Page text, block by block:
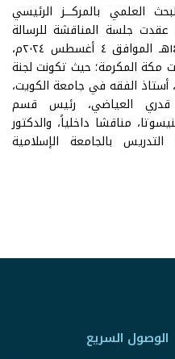
العلمي بالمركـــز الرئيسي
عقدت جلسة المناقشة للرسالة
المذكورة يوم الأحد ٢٩ المحرم ١٤٤٦هـ الموافق ٤ أغسطس ٢٠٢٤م،
مكة المكرمة؛ حيث تكونت لجنة
أستاذ الفقه في جامعة الكويت،
قدري العياضي، رئيس قسم
مناقشا داخلياً، والدكتور
بالجامعة الإسلامية
الوصول السريع